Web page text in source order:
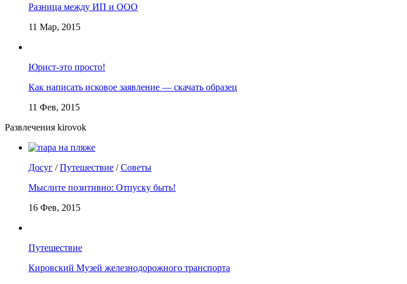
Разница между ИП и ООО
11 Мар, 2015
Юрист-это просто!
Как написать исковое заявление — скачать образец
11 Фев, 2015
Развлечения kirovok
Досуг /Путешествие /Советы
Мыслите позитивно: Отпуску быть!
16 Фев, 2015
Путешествие
Кировский Музей железнодорожного транспорта